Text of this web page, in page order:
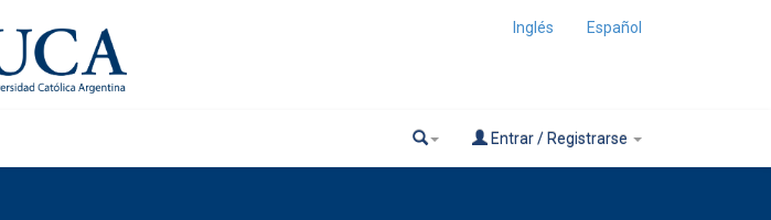
Inglés Español
Entrar / Registrarse